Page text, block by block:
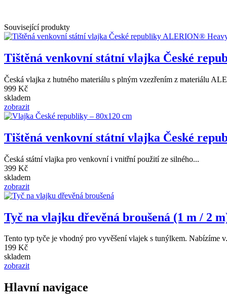
Související produkty
Tištěná venkovní státní vlajka České
Česká vlajka z hutného materiálu s plným vzezřením z materiálu
999 Kč
skladem
zobrazit
Tištěná venkovní státní vlajka České
Česká státní vlajka pro venkovní i vnitřní použití ze silného...
399 Kč
skladem
zobrazit
Tyč na vlajku dřevěná broušená (1 m / 2
Tento typ tyče je vhodný pro vyvěšení vlajek s tunýlkem. Nabízíme
199 Kč
skladem
zobrazit
Hlavní navigace